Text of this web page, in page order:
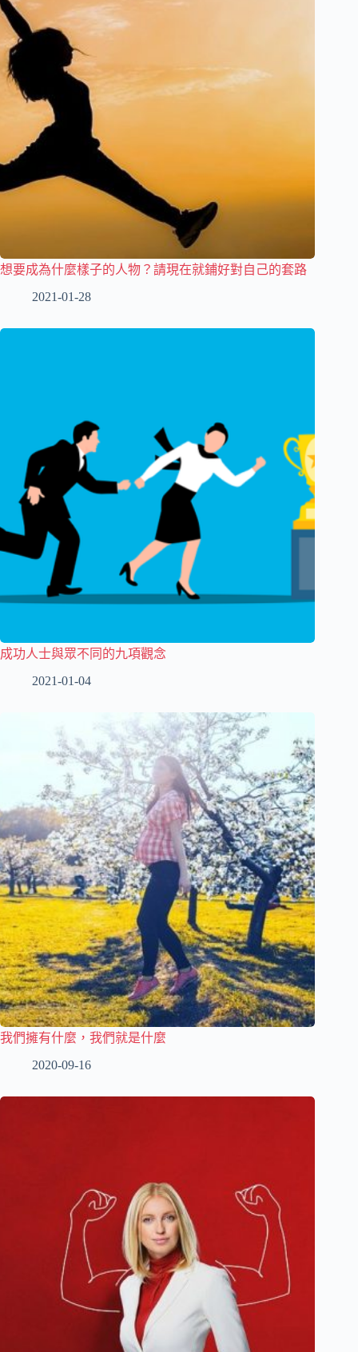
想要成為什麼樣子的人物？請現在就鋪好對自己的套路
2021-01-28
成功人士與眾不同的九項觀念
2021-01-04
我們擁有什麼，我們就是什麼
2020-09-16